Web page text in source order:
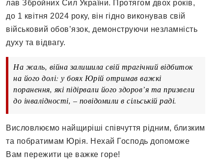
лав Збройних Сил України. Протягом двох років,
до 1 квітня 2024 року, він гідно виконував свій
військовий обов’язок, демонструючи незламність
духу та відвагу.
На жаль, війна залишила свій трагічний відбиток
на його долі: у боях Юрій отримав важкі
поранення, які підірвали його здоров’я та призвели
до інвалідності, – повідомили в сільській раді.
Висловлюємо найщиріші співчуття рідним, близким
та побратимам Юрія. Нехай Господь допоможе
Вам пережити це важке горе!